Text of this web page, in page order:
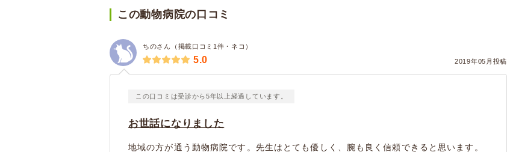
この動物病院の口コミ
ちのさん（掲載口コミ1件・ネコ）
2019年05月投稿
5.0
この口コミは受診から5年以上経過しています。
お世話になりました
地域の方が通う動物病院です。先生はとても優しく、腕も良く信頼できると思います。